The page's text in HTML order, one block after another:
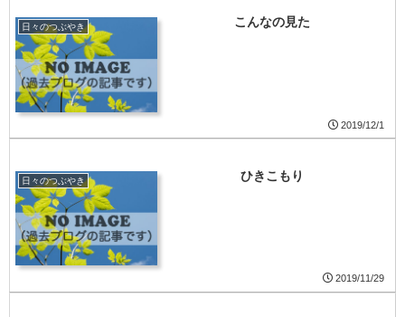
日々のつぶやき こんなの見た
2019/12/1
日々のつぶやき ひきこもり
2019/11/29